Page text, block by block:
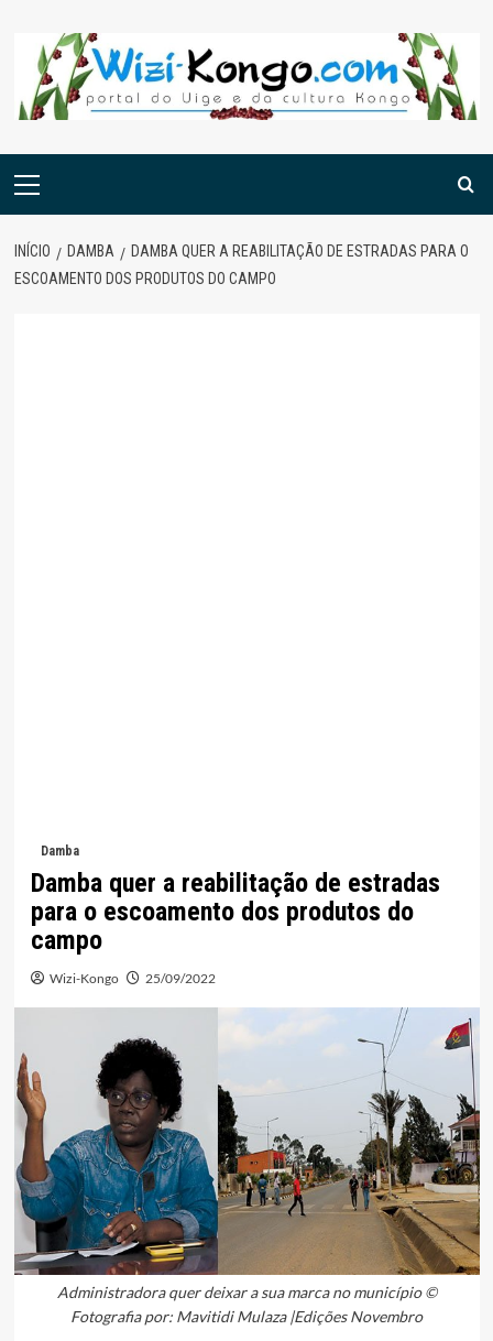
content
Menu
INÍCIO DAMBA
DAMBA QUER A REABILITAÇÃO DE ESTRADAS PARA O
ESCOAMENTO DOS PRODUTOS DO CAMPO
Damba
Damba quer a reabilitação de estradas
para o escoamento dos produtos do
campo
Wizi-Kongo 25/09/2022
Administradora quer deixar a sua marca no município ©
Fotografia por: Mavitidi Mulaza |Edições Novembro